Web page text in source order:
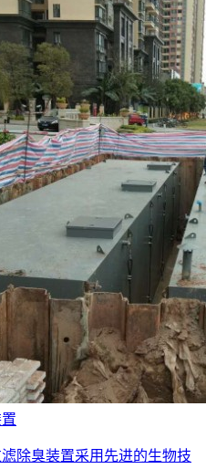
除臭装置采用先进的生物技